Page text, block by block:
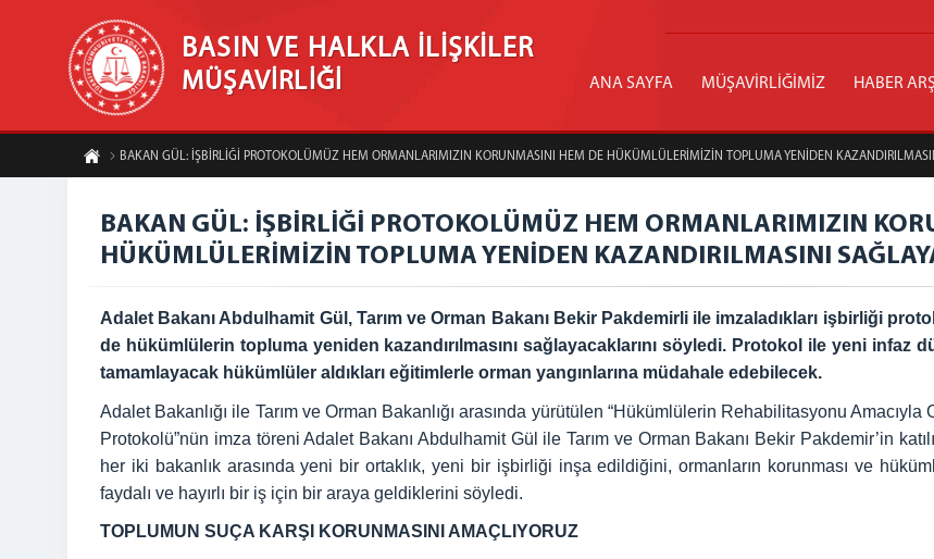
BASIN VE HALKLA İLİŞKİLER
MÜŞAVİRLİĞİ ANA SAYFA MÜŞAVİRLİĞİMİZ HABER
BAKAN GÜL: İŞBİRLİĞİ PROTOKOLÜMÜZ HEM ORMANLARIMIZIN KORUNMASINI HEM DE HÜKÜMLÜLERİMİZİN TOPLUMA YENİDEN
BAKAN GÜL: İŞBİRLİĞİ PROTOKOLÜMÜZ HEM ORMANLARIMIZIN
HÜKÜMLÜLERİMİZİN TOPLUMA YENİDEN KAZANDIRILMASINI
Adalet Bakanı Abdulhamit Gül, Tarım ve Orman Bakanı Bekir Pakdemirli ile imzaladıkları işbirliği
de hükümlülerin topluma yeniden kazandırılmasını sağlayacaklarını söyledi. Protokol ile yeni infaz
tamamlayacak hükümlüler aldıkları eğitimlerle orman yangınlarına müdahale edebilecek.
Adalet Bakanlığı ile Tarım ve Orman Bakanlığı arasında yürütülen “Hükümlülerin Rehabilitasyonu Amacıyla
Protokolü”nün imza töreni Adalet Bakanı Abdulhamit Gül ile Tarım ve Orman Bakanı Bekir Pakdemir’in
her iki bakanlık arasında yeni bir ortaklık, yeni bir işbirliği inşa edildiğini, ormanların korunması ve
faydalı ve hayırlı bir iş için bir araya geldiklerini söyledi.
TOPLUMUN SUÇA KARŞI KORUNMASINI AMAÇLIYORUZ